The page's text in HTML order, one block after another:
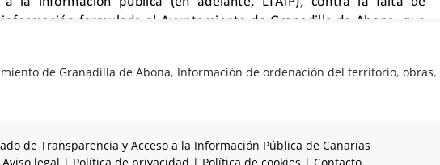
de Granadilla de Abona, Información de ordenación del territorio,obras,
de Transparencia y Acceso a la Información Pública de Canarias